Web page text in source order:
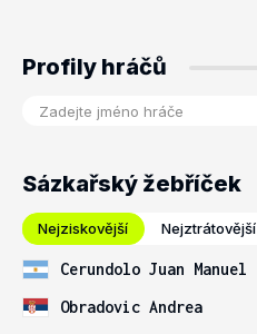
Profily hráčů
Sázkařský žebříček
Nejziskovější Nejztrátovější
Cerundolo Juan Manuel
Obradovic Andrea